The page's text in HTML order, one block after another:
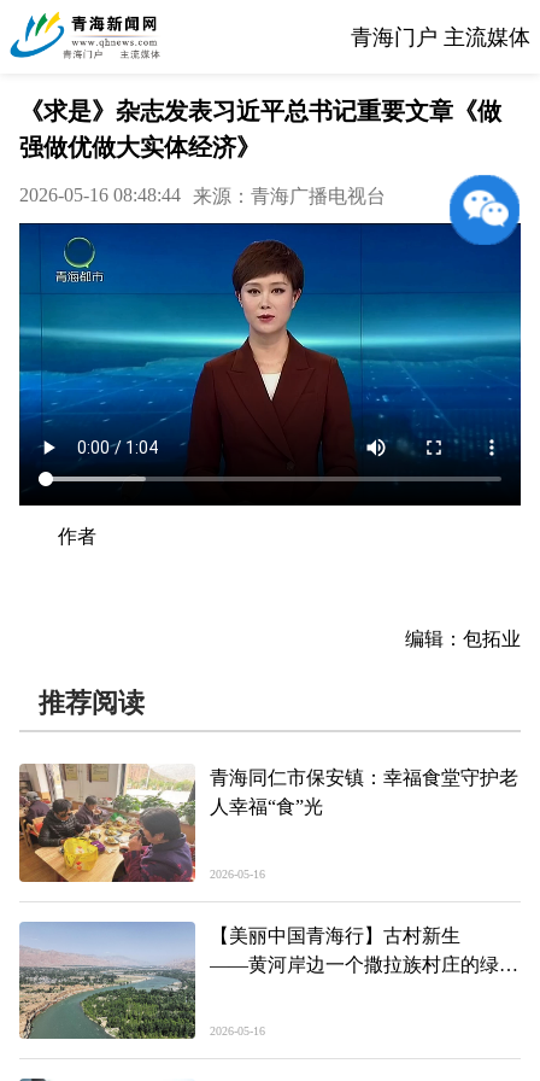
青海门户 主流媒体
《求是》杂志发表习近平总书记重要文章《做
强做优做大实体经济》
2026-05-16 08:48:44 来源：青海广播电视台
作者
编辑：包拓业
推荐阅读
青海同仁市保安镇：幸福食堂守护老
人幸福“食”光
2026-05-16
【美丽中国青海行】古村新生
——黄河岸边一个撒拉族村庄的绿色
2026-05-16